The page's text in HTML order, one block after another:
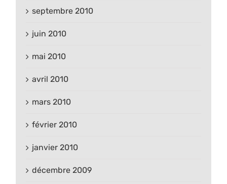
septembre 2010
juin 2010
mai 2010
avril 2010
mars 2010
février 2010
janvier 2010
décembre 2009